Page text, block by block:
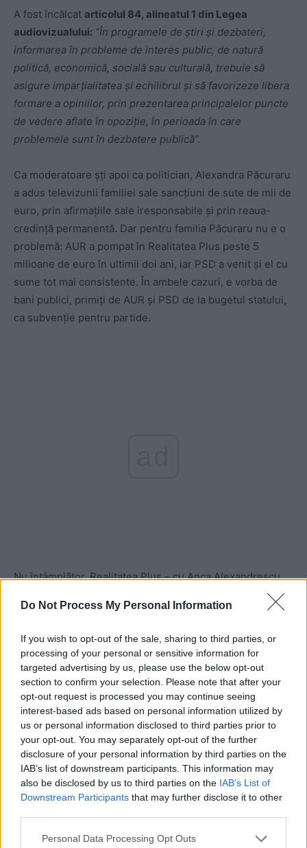
Do Not Process My Personal Information
If you wish to opt-out of the sale, sharing to third parties, or
processing of your personal or sensitive information for
targeted advertising by us, please use the below opt-out
section to confirm your selection. Please note that after your
opt-out request is processed you may continue seeing
interest-based ads based on personal information utilized by
us or personal information disclosed to third parties prior to
your opt-out. You may separately opt-out of the further
disclosure of your personal information by third parties on the
IAB’s list of downstream participants. This information may
also be disclosed by us to third parties on the IAB’s List of
Downstream Participants that may further disclose it to other
Personal Data Processing Opt Outs
A fost încălcat articolul 84, alineatul 1 din Legea
audiovizualului: ”În programele de ştiri şi dezbateri,
informarea în probleme de interes public, de natură
politică, economică, socială sau culturală, trebuie să
asigure imparţialitatea şi echilibrul şi să favorizeze libera
formare a opiniilor, prin prezentarea principalelor puncte
de vedere aflate în opoziţie, în perioada în care
problemele sunt în dezbatere publică”.
Ca moderatoare șți apoi ca politician, Alexandra Păcuraru
a adus televizunii familiei sale sancțiuni de sute de mii de
euro, prin afirmațiile sale iresponsabile și prin reaua-
credință permanentă. Dar pentru familia Păcuraru nu e o
problemă: AUR a pompat în Realitatea Plus peste 5
milioane de euro în ultimii doi ani, iar PSD a venit și el cu
sume tot mai consistente. În ambele cazuri, e vorba de
bani publici, primiți de AUR și PSD de la bugetul statului,
ca subvenție pentru partide.
Nu întâmplător, Realitatea Plus – cu Anca Alexandrescu
pe post de principală portavoce – susține cu înverșunare
o guvernare PSD-AUR.
Puteți susține ZIARISTII.COM făcând
o donație AICI. Vă mulțumim!
CITIȚI ȘI:
*VIDEO. De Ziua Europei, Șoșoacă a rupt
steagul UE la mănăstire, alături de fostul ziarist
Miron Manega, actual senator SOS. Putinista e
plătită cu 20.000 de euro ca europarlamentar
Bolojan execută primul ”prizonier” de la PSD: